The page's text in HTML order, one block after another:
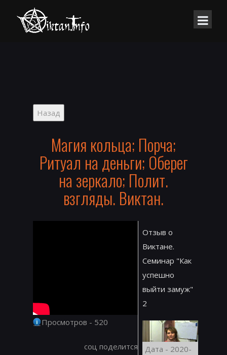
Магия кольца; Порча;
Ритуал на деньги; Оберег
на зеркало; Полит.
взгляды. Виктан.
Просмотров - 520
соц поделится
Отзыв о
Виктане.
Семинар "Как
успешно
выйти замуж"
2
Дата - 2020-